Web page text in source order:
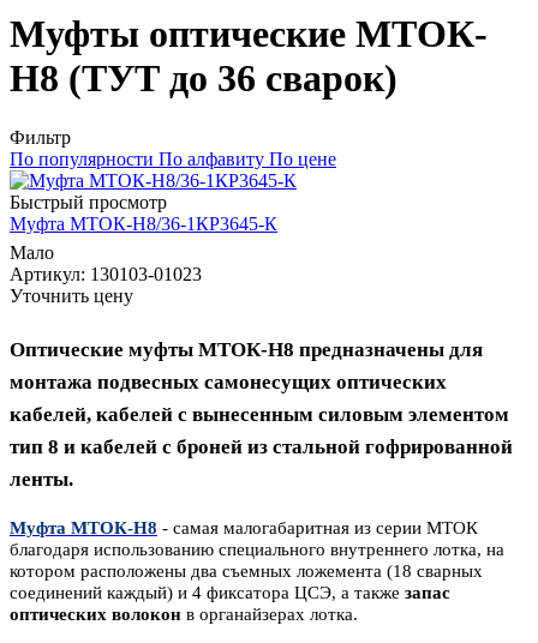
Муфты оптические МТОК-
Н8 (ТУТ до 36 сварок)
Фильтр
По популярности По алфавиту По цене
Быстрый просмотр
Муфта МТОК-Н8/36-1КР3645-К
Мало
Артикул: 130103-01023
Уточнить цену
Оптические муфты МТОК-Н8 предназначены для
монтажа подвесных самонесущих оптических
кабелей, кабелей с вынесенным силовым элементом
тип 8 и кабелей с броней из стальной гофрированной
ленты.
Муфта МТОК-Н8 - самая малогабаритная из серии МТОК
благодаря использованию специального внутреннего лотка, на
котором расположены два съемных ложемента (18 сварных
соединений каждый) и 4 фиксатора ЦСЭ, а также запас
оптических волокон в органайзерах лотка.